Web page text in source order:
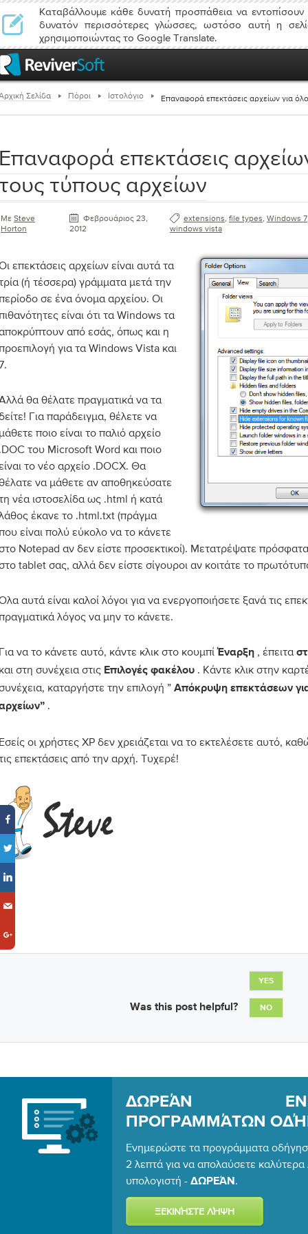
Καταβάλλουμε κάθε δυνατή προσπάθεια να
δυνατόν περισσότερες γλώσσες, ωστόσο αυτή η
χρησιμοποιώντας το Google Translate.
Σελίδα Πόροι Ιστολόγιο Επαναφορά επεκτάσεις αρχείων για
επεκτάσεις
τύπους αρχείων
Με Steve
Horton
Φεβρουάριος 23,
2012
extensions, file types, Windows 7
windows vista
επεκτάσεις αρχείων είναι αυτά τα
(ή τέσσερα) γράμματα μετά την
σε ένα όνομα αρχείου. Οι
είναι ότι τα Windows τα
από εσάς, όπως και η
για τα Windows Vista και
θα θέλατε πραγματικά να τα
Για παράδειγμα, θέλετε να
ποιο είναι το παλιό αρχείο
του Microsoft Word και ποιο
το νέο αρχείο .DOCX. Θα
να μάθετε αν αποθηκεύσατε
νέα ιστοσελίδα ως .html ή κατά
έκανε το .html.txt (πράγμα
είναι πολύ εύκολο να το κάνετε
Notepad αν δεν είστε προσεκτικοί). Μετατρέψατε πρόσφατα
tablet σας, αλλά δεν είστε σίγουροι αν κοιτάτε το
αυτά είναι καλοί λόγοι για να ενεργοποιήσετε ξανά τις
λόγος να μην το κάνετε.
να το κάνετε αυτό, κάντε κλικ στο κουμπίΈναρξη , έπειτα
στη συνέχεια στις Επιλογές φακέλου . Κάντε κλικ στην
καταργήστε την επιλογή ” Απόκρυψη επεκτάσεων
.
οι χρήστες XP δεν χρειάζεται να το εκτελέσετε αυτό,
επεκτάσεις από την αρχή. Τυχερέ!
Was this post helpful?
YES
NO
ΔΩΡΕΆΝ
ΠΡΟΓΡΑΜΜΆΤΩΝ
Ενημερώστε τα προγράμματα
2 λεπτά για να απολαύσετε
υπολογιστή - ΔΩΡΕΆΝ .